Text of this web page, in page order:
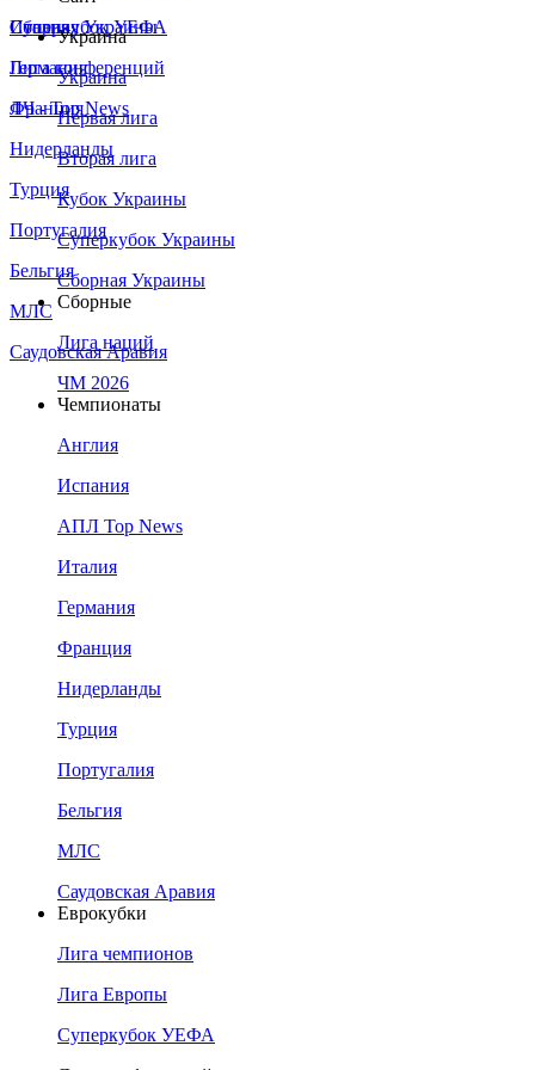
Сборная Украины
Италия
Германия
Франция
Нидерланды
Турция
Португалия
Бельгия
МЛС
Саудовская Аравия
Суперкубок УЕФА
Лига конференций
ЛЧ - Top News
Украина
Украина
Первая лига
Вторая лига
Кубок Украины
Суперкубок Украины
Сборная Украины
Сборные
Лига наций
ЧМ 2026
Чемпионаты
Англия
Испания
АПЛ Top News
Италия
Германия
Франция
Нидерланды
Турция
Португалия
Бельгия
МЛС
Саудовская Аравия
Еврокубки
Лига чемпионов
Лига Европы
Суперкубок УЕФА